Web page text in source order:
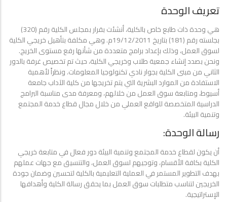
تعريف الوحدة
هي وحدة ذات طابع خاص بالكلية، أنشئت بقرار بمجلس الكلية رقم (320)
بجلسته رقم (181) بتاريخ 19/12/2011م. وهي مكلفة بتأهيل خريجي الكلية
لسوق العمل، وذلك بإعداد برامج متعددة من شأنها رفع مستوى الخريج.
ونحن بصدد إنشاء جمعية طلاب وخريجي الكلية، حيث تم تخصيص غرفة بالدور
الثاني من مبنى الكلية بجوار نادي تكنولوجيا المعلومات. ونظراً لأهمية
الاستفادة من الموارد البشرية التي يتم تخريجها من كلية الآداب جامعة
أسيوط، ومتابعة سوق العمل من خلالهم، ومعرفة مدى مناسبة البرامج
الدراسية المتخصصة للواقع العملي من خلال مجال قطاع خدمة المجتمع
وتنمية البيئة.
رسالة الوحدة:
أن يكون لقطاع خدمة المجتمع وتنمية البيئة دور فعال في متابعة خريجي
الكلية بكافة الأقسام، وتوجيهم لسوق العمل، والتنسيق مع جهات عملهم
بهدف التطوير المستمر في العملية التعليمية بالكلية لتحسين وضمان جودة
الخريجين لتناسب متطلبات سوق العمل بما يحقق رسالة الكلية وأهدافها
الإستراتيجية.